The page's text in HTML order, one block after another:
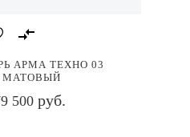
АРМА ТЕХНО 03
МАТОВЫЙ
500 руб.